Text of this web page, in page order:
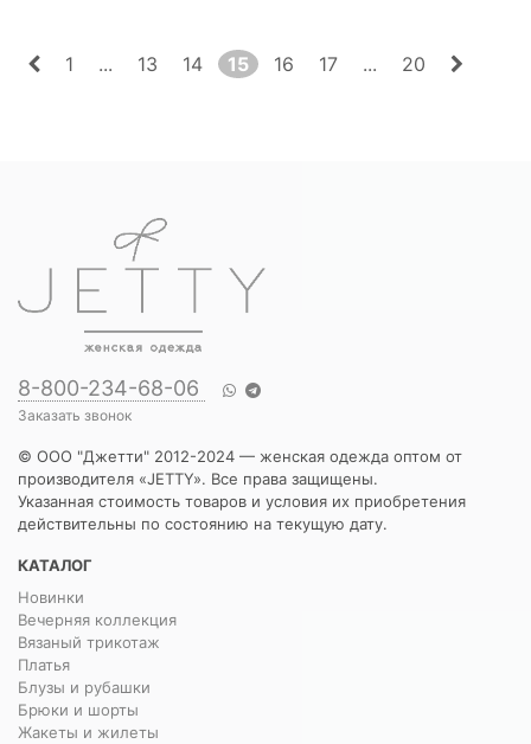
1 ... 13 14 15 16 17 ... 20
8-800-234-68-06
Заказать звонок
© ООО "Джетти" 2012-2024 — женская одежда оптом от
производителя «JETTY». Все права защищены.
Указанная стоимость товаров и условия их приобретения
действительны по состоянию на текущую дату.
КАТАЛОГ
Новинки
Вечерняя коллекция
Вязаный трикотаж
Платья
Блузы и рубашки
Брюки и шорты
Жакеты и жилеты